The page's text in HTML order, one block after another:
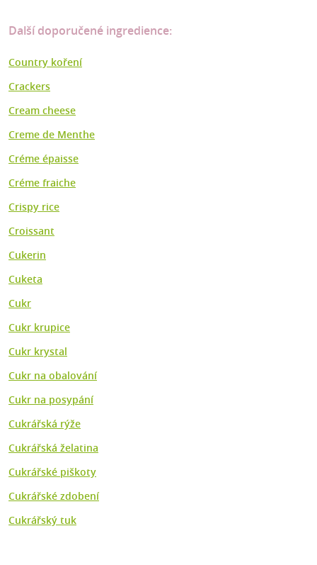
Další doporučené ingredience:
Country koření
Crackers
Cream cheese
Creme de Menthe
Créme épaisse
Créme fraiche
Crispy rice
Croissant
Cukerin
Cuketa
Cukr
Cukr krupice
Cukr krystal
Cukr na obalování
Cukr na posypání
Cukrářská rýže
Cukrářská želatina
Cukrářské piškoty
Cukrářské zdobení
Cukrářský tuk